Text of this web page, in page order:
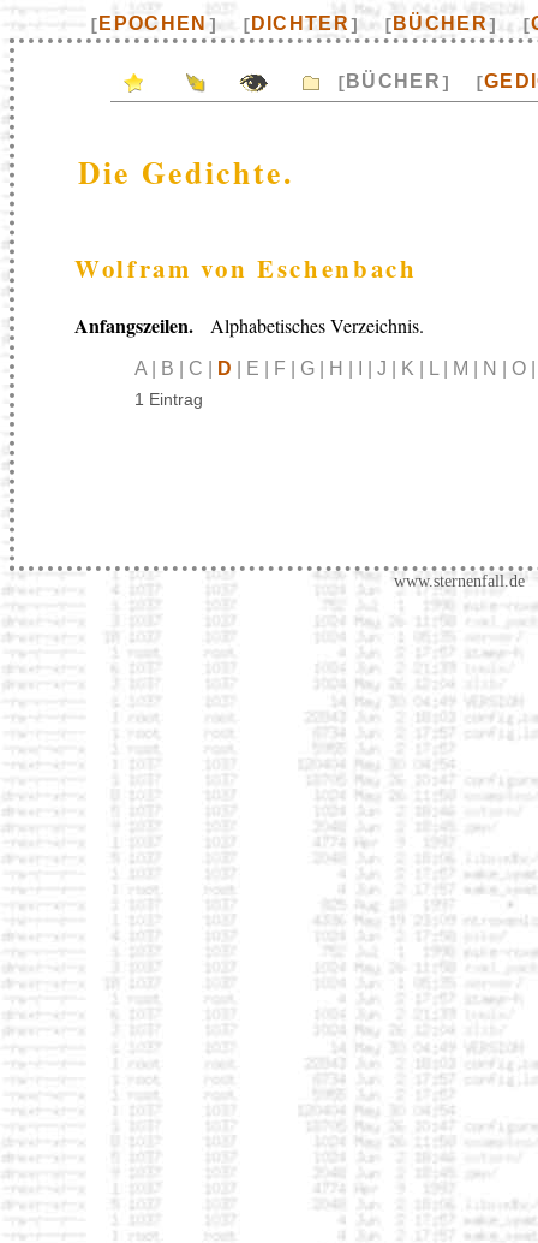
[ EPOCHEN ] [ DICHTER] [ BÜCHER] [
[ BÜCHER] [
Die Gedichte.
Wolfram von Eschenbach
Anfangszeilen. Alphabetisches Verzeichnis.
A | B | C | D | E | F | G | H | I | J | K | L | M | N |
1 Eintrag
www.sternenfall.de